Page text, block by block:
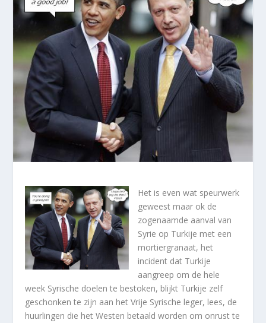
Het is even wat speurwerk
geweest maar ok de
zogenaamde aanval van
Syrie op Turkije met een
mortiergranaat, het
incident dat Turkije
aangreep om de hele
week Syrische doelen te bestoken, blijkt Turkije zelf
geschonken te zijn aan het Vrije Syrische leger, lees, de
huurlingen die het Westen betaald worden om onrust te